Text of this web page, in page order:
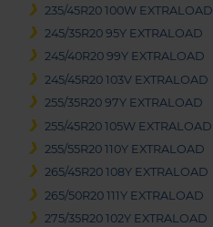
235/45R20 100W EXTRALOAD
245/35R20 95Y EXTRALOAD
245/40R20 99Y EXTRALOAD
245/45R20 103V EXTRALOAD
255/35R20 97Y EXTRALOAD
255/45R20 105W EXTRALOAD
255/55R20 110Y EXTRALOAD
265/45R20 108Y EXTRALOAD
265/50R20 111Y EXTRALOAD
275/35R20 102Y EXTRALOAD